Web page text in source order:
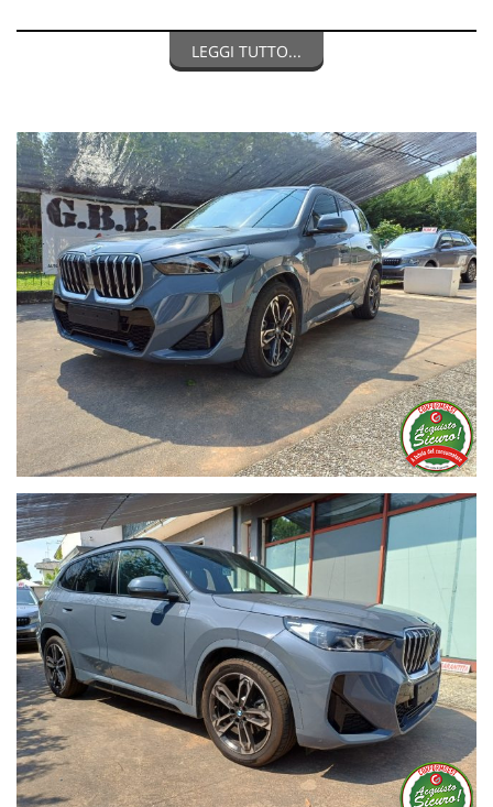
Sospensioni adattive M -
Sistema di allarme antifurto -
Comfort Access System -
Pacchetto Sportivo M -
Barre sul tetto High-gloss Shadow Line -
Tetto panoramico in vetro -
Vetri di protezione solare -
Sedili sportivi anteriori conducente/passeggero -
Riscaldamento sedili anteriori conducente/passeggero -
Fari LED adattivi -
Active Guard -
Assistente al parcheggio -
ricarica wireless -
*= acquista la tua auto nuova in serenità con le coperture
convenzionate e dilazionamento comodo con minimo anticipo
senza promo viaggia bene € 48.900
contatto diretto e WhatsApp 340.57.696.57
Il nostro usato viene sottoposto ad un controllo accurato dalla
Nostra Autofficina, garantiamo il nostro usato e diamo a
richiesta la Garanzia Europea di 12 o 24 mesi.
Visita il nostro sito : www.gbbmotors.it
Seguici su Facebook : G.B.B. MOTORS
LEGGI TUTTO...